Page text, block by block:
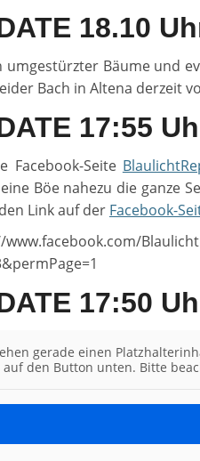
18.10
umgestürzter Bäume und
Bach in Altena derzeit
17:55
Facebook-Seite
Böe nahezu die ganze
Link auf der Facebook-
17:50
gerade einen
auf den Button unten. Bitte